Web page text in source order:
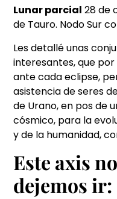
Lunar parcial 28 de
de Tauro. Nodo Sur
Les detallé unas
interesantes, que
ante cada eclipse,
asistencia de seres
de Urano, en pos de
cósmico, para la
y de la humanidad,
Este axis
dejemos ir: